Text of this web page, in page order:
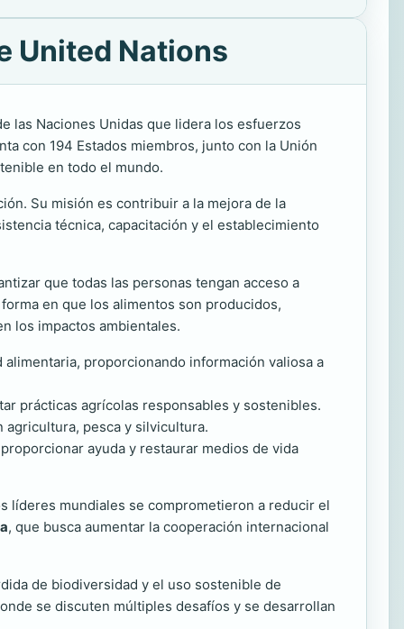
United Nations
las Naciones Unidas que lidera los esfuerzos
con 194 Estados miembros, junto con la Unión
en todo el mundo.
Su misión es contribuir a la mejora de la
técnica, capacitación y el establecimiento
que todas las personas tengan acceso a
en que los alimentos son producidos,
los impactos ambientales.
proporcionando información valiosa a
prácticas agrícolas responsables y sostenibles.
agricultura, pesca y silvicultura.
ayuda y restaurar medios de vida
líderes mundiales se comprometieron a reducir el
, que busca aumentar la cooperación internacional
de biodiversidad y el uso sostenible de
se discuten múltiples desafíos y se desarrollan